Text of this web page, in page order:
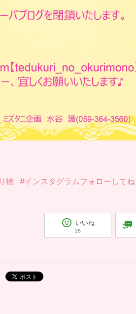
物 #インスタグラムフォローしてね
いいね
25
ポスト